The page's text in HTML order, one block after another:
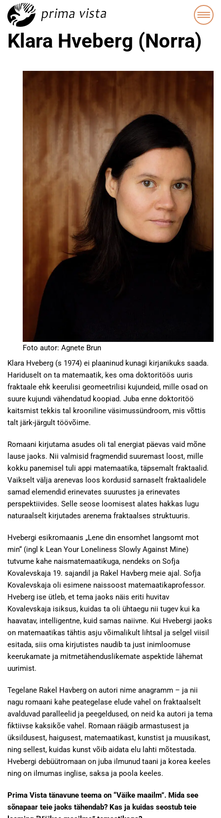
Klara Hveberg (Norra)
Foto autor: Agnete Brun
Klara Hveberg (s 1974) ei plaaninud kunagi kirjanikuks saada.
Hariduselt on ta matemaatik, kes oma doktoritöös uuris
fraktaale ehk keerulisi geomeetrilisi kujundeid, mille osad on
suure kujundi vähendatud koopiad. Juba enne doktoritöö
kaitsmist tekkis tal krooniline väsimussündroom, mis võttis
talt järk-järgult töövõime.
Romaani kirjutama asudes oli tal energiat päevas vaid mõne
lause jaoks. Nii valmisid fragmendid suuremast loost, mille
kokku panemisel tuli appi matemaatika, täpsemalt fraktaalid.
Vaikselt välja arenevas loos kordusid sarnaselt fraktaalidele
samad elemendid erinevates suurustes ja erinevates
perspektiivides. Selle seose loomisest alates hakkas lugu
naturaalselt kirjutades arenema fraktaalses struktuuris.
Hvebergi esikromaanis „Lene din ensomhet langsomt mot
min“ (ingl k Lean Your Loneliness Slowly Against Mine)
tutvume kahe naismatemaatikuga, nendeks on Sofja
Kovalevskaja 19. sajandil ja Rakel Havberg meie ajal. Sofja
Kovalevskaja oli esimene naissoost matemaatikaprofessor.
Hveberg ise ütleb, et tema jaoks näis eriti huvitav
Kovalevskaja isiksus, kuidas ta oli ühtaegu nii tugev kui ka
haavatav, intelligentne, kuid samas naiivne. Kui Hvebergi jaoks
on matemaatikas tähtis asju võimalikult lihtsal ja selgel viisil
esitada, siis oma kirjutistes naudib ta just inimloomuse
keerukamate ja mitmetähenduslikemate aspektide lähemat
uurimist.
Tegelane Rakel Havberg on autori nime anagramm – ja nii
nagu romaani kahe peategelase elude vahel on fraktaalselt
avalduvad paralleelid ja peegeldused, on neid ka autori ja tema
fiktiivse kaksikõe vahel. Romaan räägib armastusest ja
üksildusest, haigusest, matemaatikast, kunstist ja muusikast,
ning sellest, kuidas kunst võib aidata elu lahti mõtestada.
Hvebergi debüütromaan on juba ilmunud taani ja korea keeles
ning on ilmumas inglise, saksa ja poola keeles.
Prima Vista tänavune teema on “Väike maailm”. Mida see
sõnapaar teie jaoks tähendab? Kas ja kuidas seostub teie